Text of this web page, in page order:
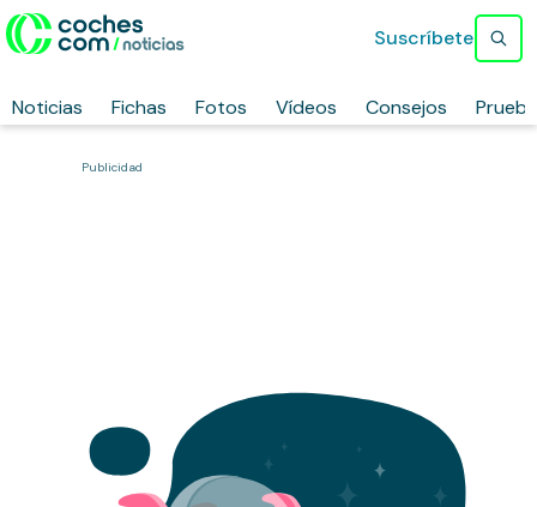
Noticias Fichas Fotos Vídeos Consejos
Suscríbete
Publicidad